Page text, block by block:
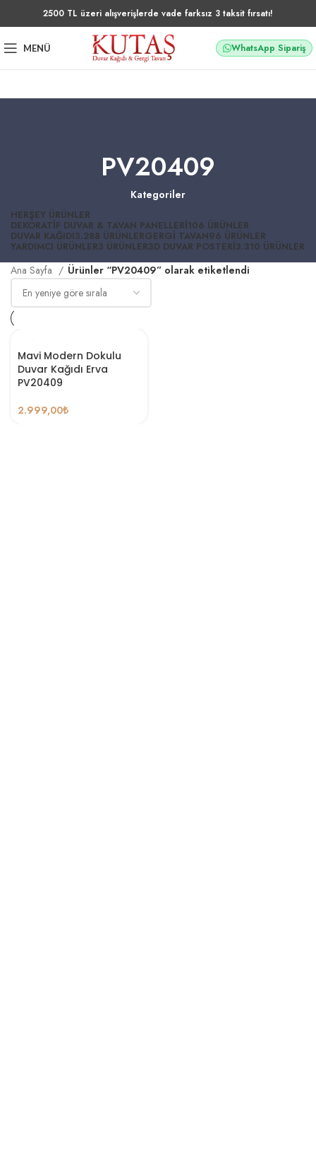
2500 TL üzeri alışverişlerde vade farksız 3 taksit fırsatı!
MENÜ WhatsApp Sipariş
PV20409
Kategoriler
HERŞEY ÜRÜNLER
DEKORATIF DUVAR & TAVAN PANELLERI106 ÜRÜNLER
DUVAR KAĞIDI3.288 ÜRÜNLERGERGI TAVAN96 ÜRÜNLER
YARDIMCI ÜRÜNLER3 ÜRÜNLER3D DUVAR POSTERI3.310 ÜRÜNLER
Ana Sayfa Ürünler “PV20409” olarak etiketlendi
Mavi Modern Dokulu
Duvar Kağıdı Erva
PV20409
2.999,00₺